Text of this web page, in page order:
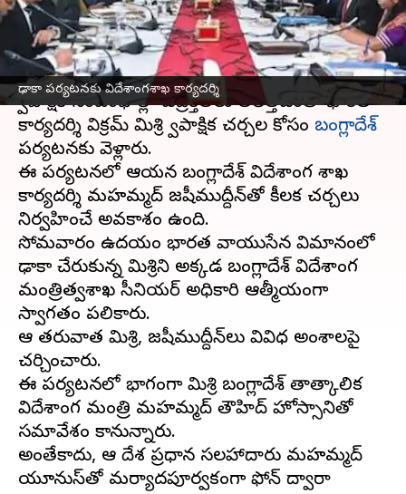
ఢాకా పర్యటనకు విదేశాంగశాఖ కార్యదర్శి
వ్రాసిన వారు Sirish Praharaju Dec 09, 2024 03:56 pm
ఈ వార్తాకథనం ఏంటి
ద్వైపాక్షిక సంబంధాల్లో ఉద్రిక్తతలు తలెత్తడంతో భారత
కార్యదర్శి విక్రమ్ మిశ్రి ద్వైపాక్షిక చర్చల కోసం బంగ్లాదేశ్
పర్యటనకు వెళ్లారు.
ఈ పర్యటనలో ఆయన బంగ్లాదేశ్ విదేశాంగ శాఖ
కార్యదర్శి మహమ్మద్ జషీముద్దీన్‌తో కీలక చర్చలు
నిర్వహించే అవకాశం ఉంది.
సోమవారం ఉదయం భారత వాయుసేన విమానంలో
ఢాకా చేరుకున్న మిశ్రిని అక్కడ బంగ్లాదేశ్ విదేశాంగ
మంత్రిత్వశాఖ సీనియర్ అధికారి ఆత్మీయంగా
స్వాగతం పలికారు.
ఆ తరువాత మిశ్రి, జషీముద్దీన్‌లు వివిధ అంశాలపై
చర్చించారు.
ఈ పర్యటనలో భాగంగా మిశ్రి బంగ్లాదేశ్ తాత్కాలిక
విదేశాంగ మంత్రి మహమ్మద్ తౌహిద్ హోస్సానితో
సమావేశం కానున్నారు.
అంతేకాదు, ఆ దేశ ప్రధాన సలహాదారు మహమ్మద్
యూనుస్‌తో మర్యాదపూర్వకంగా ఫోన్ ద్వారా